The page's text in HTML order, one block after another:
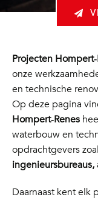
Projecten
onze
en technische
Op deze pagina
Hompert‑Renes
waterbouw en
opdrachtgevers
ingenieursbureaus,
Daarnaast kent elk